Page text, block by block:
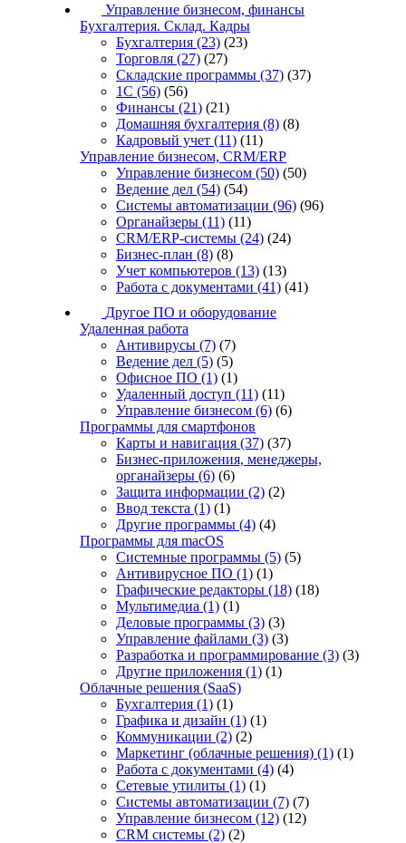
Управление бизнесом, финансы
Бухгалтерия. Склад. Кадры
Бухгалтерия (23) (23)
Торговля (27) (27)
Складские программы (37) (37)
1С (56) (56)
Финансы (21) (21)
Домашняя бухгалтерия (8) (8)
Кадровый учет (11) (11)
Управление бизнесом, CRM/ERP
Управление бизнесом (50) (50)
Ведение дел (54) (54)
Системы автоматизации (96) (96)
Органайзеры (11) (11)
CRM/ERP-системы (24) (24)
Бизнес-план (8) (8)
Учет компьютеров (13) (13)
Работа с документами (41) (41)
Другое ПО и оборудование
Удаленная работа
Антивирусы (7) (7)
Ведение дел (5) (5)
Офисное ПО (1) (1)
Удаленный доступ (11) (11)
Управление бизнесом (6) (6)
Программы для смартфонов
Карты и навигация (37) (37)
Бизнес-приложения, менеджеры,
органайзеры (6) (6)
Защита информации (2) (2)
Ввод текста (1) (1)
Другие программы (4) (4)
Программы для macOS
Системные программы (5) (5)
Антивирусное ПО (1) (1)
Графические редакторы (18) (18)
Мультимедиа (1) (1)
Деловые программы (3) (3)
Управление файлами (3) (3)
Разработка и программирование (3) (3)
Другие приложения (1) (1)
Облачные решения (SaaS)
Бухгалтерия (1) (1)
Графика и дизайн (1) (1)
Коммуникации (2) (2)
Маркетинг (облачные решения) (1) (1)
Работа с документами (4) (4)
Сетевые утилиты (1) (1)
Системы автоматизации (7) (7)
Управление бизнесом (12) (12)
CRM системы (2) (2)